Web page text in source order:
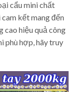
cẩu mini chất
kết mang đến
cao hiệu quả công
phù hợp, hãy truy